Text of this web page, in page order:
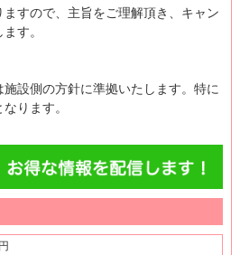
すので、主旨をご理解頂き、キャン
す。
設側の方針に準拠いたします。特に
ります。